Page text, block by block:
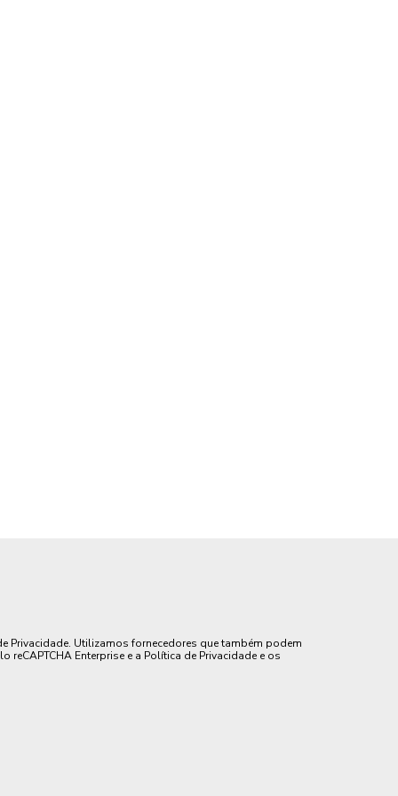
Privacidade. Utilizamos fornecedores que também podem
Enterprise e a Política de Privacidade e os